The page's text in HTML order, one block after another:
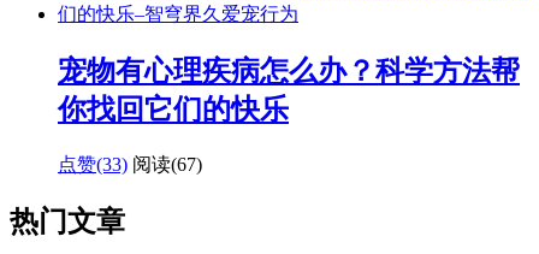
宠物有心理疾病怎么办？科学方法帮
你找回它们的快乐
点赞(33) 阅读(67)
热门文章